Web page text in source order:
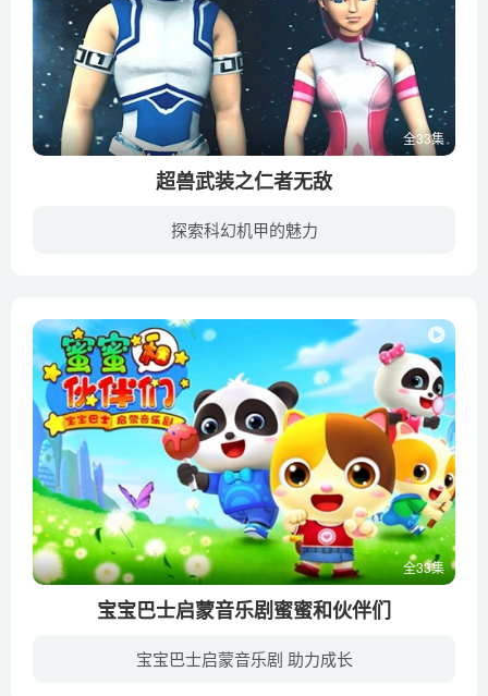
全33集
超兽武装之仁者无敌
探索科幻机甲的魅力
全33集
宝宝巴士启蒙音乐剧蜜蜜和伙伴们
宝宝巴士启蒙音乐剧 助力成长